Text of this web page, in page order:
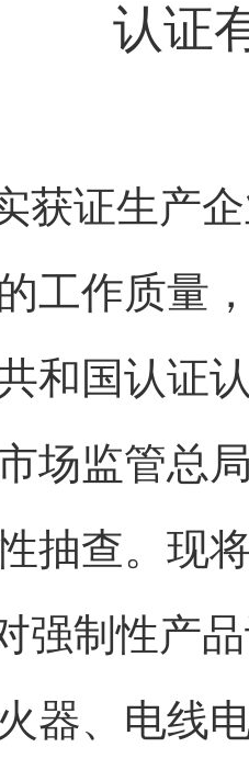
认证
获证生产
工作质量
和国认证
场监管总
抽查。现
强制性产
器、电线